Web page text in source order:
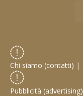
Chi siamo (contatti) |
Pubblicità (advertising)